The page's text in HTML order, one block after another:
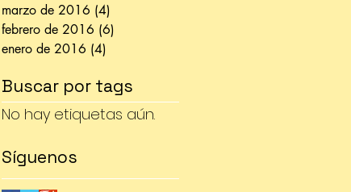
marzo de 2016 (4)
febrero de 2016 (6)
enero de 2016 (4)
Buscar por tags
No hay etiquetas aún.
Síguenos